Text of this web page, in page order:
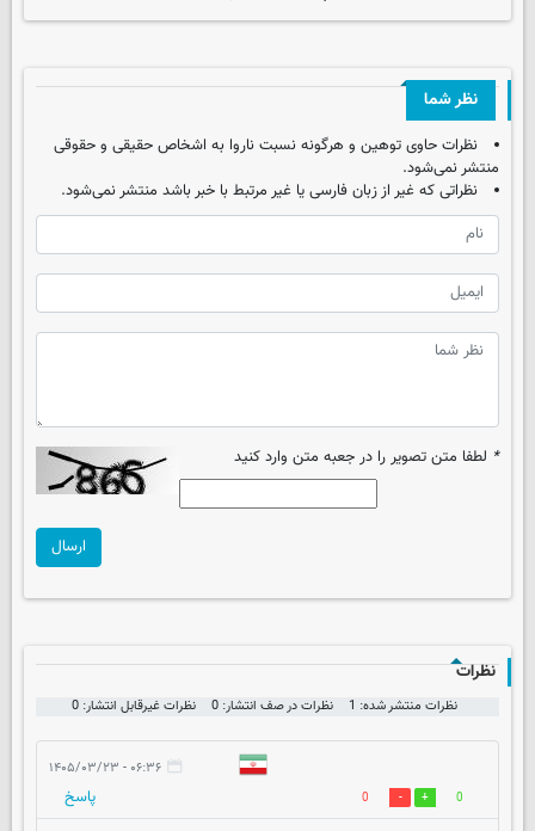
نظر شما
نظرات حاوی توهین و هرگونه نسبت ناروا به اشخاص حقیقی و حقوقی
منتشر نمی‌شود.
نظراتی که غیر از زبان فارسی یا غیر مرتبط با خبر باشد منتشر نمی‌شود.
* لطفا متن تصویر را در جعبه متن وارد کنید
ارسال
نظرات
نظرات منتشر شده: 1 نظرات در صف انتشار: 0 نظرات غیرقابل انتشار: 0
۰۶:۳۶ - ۱۴۰۵/۰۳/۲۳
0
0
پاسخ